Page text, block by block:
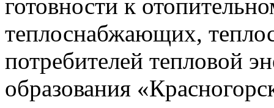
готовности к
теплоснабжающих,
потребителей тепловой
образования